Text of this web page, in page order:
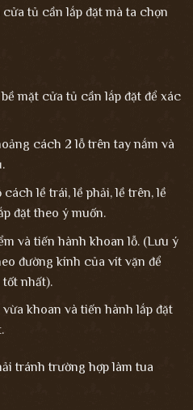
tủ cần lắp đặt mà ta chọn
mặt cửa tủ cần lắp đặt để xác
cách 2 lỗ trên tay nắm và
lề trái, lề phải, lề trên, lề
đặt theo ý muốn.
và tiến hành khoan lỗ. (Lưu ý
đường kính của vít vặn để
nhất).
khoan và tiến hành lắp đặt
tránh trường hợp làm tua